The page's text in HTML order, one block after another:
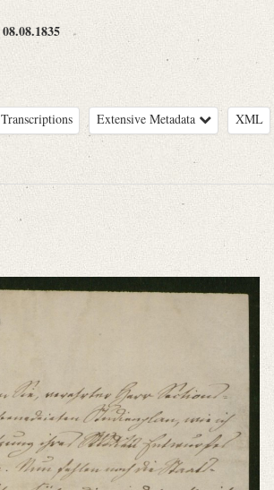
08.08.1835
Extensive Metadata XML
gebenedeieten Studienplan, wie ich ihn mit